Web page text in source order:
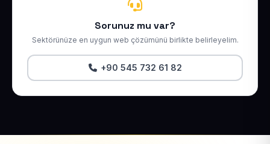
Sorunuz mu var?
Sektörünüze en uygun web çözümünü birlikte belirleyelim.
+90 545 732 61 82